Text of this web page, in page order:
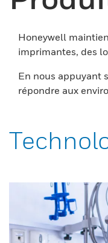
Honeywell
imprimantes, des
En nous appuyant
répondre aux